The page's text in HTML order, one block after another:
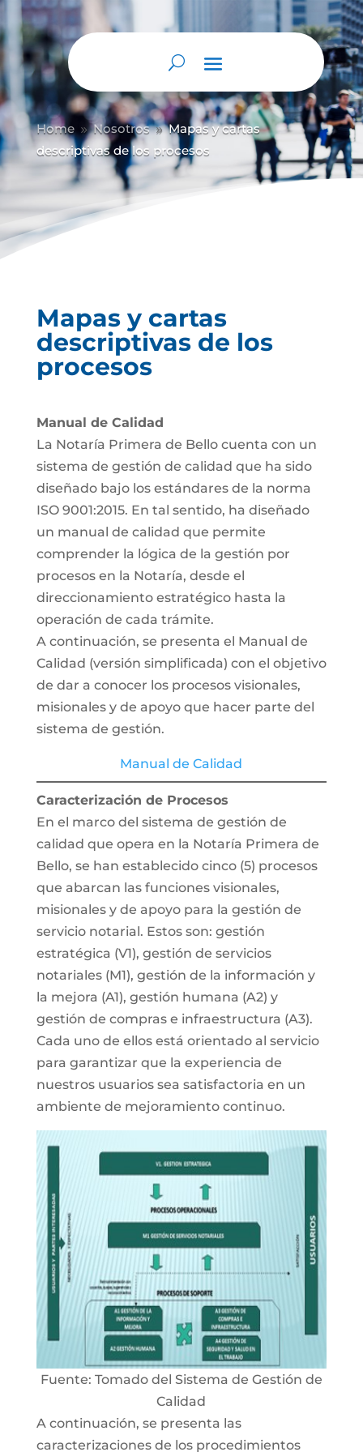
Abrir barra de herramientas
Home 9 Nosotros 9 Mapas y cartas
descriptivas de los procesos
Mapas y cartas
descriptivas de los
procesos
Manual de Calidad
La Notaría Primera de Bello cuenta con un
sistema de gestión de calidad que ha sido
diseñado bajo los estándares de la norma
ISO 9001:2015. En tal sentido, ha diseñado
un manual de calidad que permite
comprender la lógica de la gestión por
procesos en la Notaría, desde el
direccionamiento estratégico hasta la
operación de cada trámite.
A continuación, se presenta el Manual de
Calidad (versión simplificada) con el objetivo
de dar a conocer los procesos visionales,
misionales y de apoyo que hacer parte del
sistema de gestión.
Manual de Calidad
Caracterización de Procesos
En el marco del sistema de gestión de
calidad que opera en la Notaría Primera de
Bello, se han establecido cinco (5) procesos
que abarcan las funciones visionales,
misionales y de apoyo para la gestión de
servicio notarial. Estos son: gestión
estratégica (V1), gestión de servicios
notariales (M1), gestión de la información y
la mejora (A1), gestión humana (A2) y
gestión de compras e infraestructura (A3).
Cada uno de ellos está orientado al servicio
para garantizar que la experiencia de
nuestros usuarios sea satisfactoria en un
ambiente de mejoramiento continuo.
Fuente: Tomado del Sistema de Gestión de
Calidad
A continuación, se presenta las
caracterizaciones de los procedimientos